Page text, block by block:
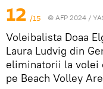
12 /15 © AFP 2024 /
Voleibalista Doaa
Laura Ludvig din
eliminatorii la volei
pe Beach Volley